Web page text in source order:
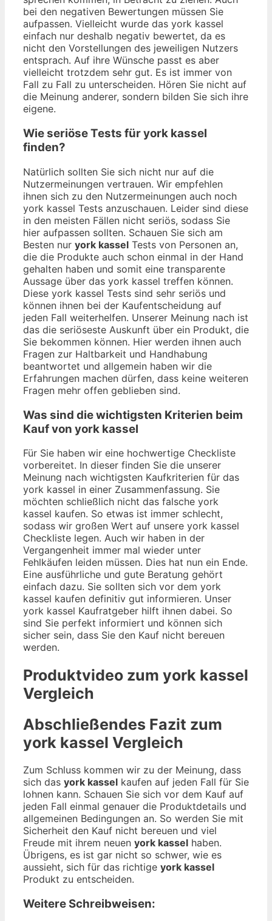
bei den negativen Bewertungen müssen Sie
aufpassen. Vielleicht wurde das york kassel
einfach nur deshalb negativ bewertet, da es
nicht den Vorstellungen des jeweiligen Nutzers
entsprach. Auf ihre Wünsche passt es aber
vielleicht trotzdem sehr gut. Es ist immer von
Fall zu Fall zu unterscheiden. Hören Sie nicht auf
die Meinung anderer, sondern bilden Sie sich ihre
eigene.
Wie seriöse Tests für york kassel
finden?
Natürlich sollten Sie sich nicht nur auf die
Nutzermeinungen vertrauen. Wir empfehlen
ihnen sich zu den Nutzermeinungen auch noch
york kassel Tests anzuschauen. Leider sind diese
in den meisten Fällen nicht seriös, sodass Sie
hier aufpassen sollten. Schauen Sie sich am
Besten nur york kassel Tests von Personen an,
die die Produkte auch schon einmal in der Hand
gehalten haben und somit eine transparente
Aussage über das york kassel treffen können.
Diese york kassel Tests sind sehr seriös und
können ihnen bei der Kaufentscheidung auf
jeden Fall weiterhelfen. Unserer Meinung nach ist
das die seriöseste Auskunft über ein Produkt, die
Sie bekommen können. Hier werden ihnen auch
Fragen zur Haltbarkeit und Handhabung
beantwortet und allgemein haben wir die
Erfahrungen machen dürfen, dass keine weiteren
Fragen mehr offen geblieben sind.
Was sind die wichtigsten Kriterien beim
Kauf von york kassel
Für Sie haben wir eine hochwertige Checkliste
vorbereitet. In dieser finden Sie die unserer
Meinung nach wichtigsten Kaufkriterien für das
york kassel in einer Zusammenfassung. Sie
möchten schließlich nicht das falsche york
kassel kaufen. So etwas ist immer schlecht,
sodass wir großen Wert auf unsere york kassel
Checkliste legen. Auch wir haben in der
Vergangenheit immer mal wieder unter
Fehlkäufen leiden müssen. Dies hat nun ein Ende.
Eine ausführliche und gute Beratung gehört
einfach dazu. Sie sollten sich vor dem york
kassel kaufen definitiv gut informieren. Unser
york kassel Kaufratgeber hilft ihnen dabei. So
sind Sie perfekt informiert und können sich
sicher sein, dass Sie den Kauf nicht bereuen
werden.
Produktvideo zum york kassel
Vergleich
Abschließendes Fazit zum
york kassel Vergleich
Zum Schluss kommen wir zu der Meinung, dass
sich das york kassel kaufen auf jeden Fall für Sie
lohnen kann. Schauen Sie sich vor dem Kauf auf
jeden Fall einmal genauer die Produktdetails und
allgemeinen Bedingungen an. So werden Sie mit
Sicherheit den Kauf nicht bereuen und viel
Freude mit ihrem neuen york kassel haben.
Übrigens, es ist gar nicht so schwer, wie es
aussieht, sich für das richtige york kassel
Produkt zu entscheiden.
Weitere Schreibweisen: